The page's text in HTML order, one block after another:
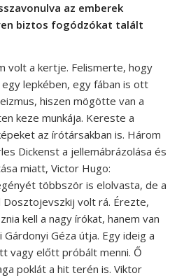
az emberek
biztos fogódzókat talált
volt a kertje. Felismerte, hogy
lepkében, egy fában is ott
hiszen mögötte van a
keze munkája. Kereste a
az írótársakban is. Három
Dickenst a jellemábrázolása és
miatt, Victor Hugo:
többször is elolvasta, de a
Dosztojevszkij volt rá. Érezte,
kell a nagy írókat, hanem van
Géza útja. Egy ideig a
vagy előtt próbált menni. Ő
poklát a hit terén is. Viktor